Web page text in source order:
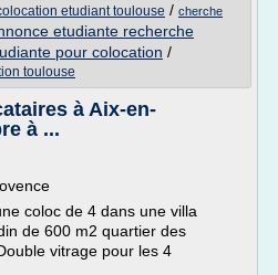
etudiant toulouse / cherche
etudiante recherche
pour colocation /
toulouse
à Aix-en-
à ...
coloc de 4 dans une villa
de 600 m2 quartier des
vitrage pour les 4